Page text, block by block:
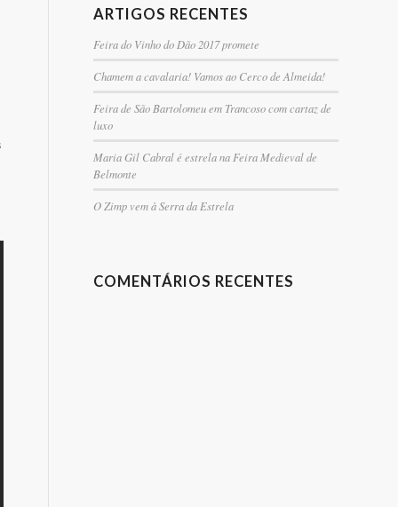
ARTIGOS RECENTES
Feira do Vinho do Dão 2017 promete
Chamem a cavalaria! Vamos ao Cerco de Almeida!
Feira de São Bartolomeu em Trancoso com cartaz de
luxo
Maria Gil Cabral é estrela na Feira Medieval de
Belmonte
O Zimp vem à Serra da Estrela
COMENTÁRIOS RECENTES